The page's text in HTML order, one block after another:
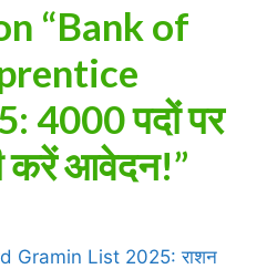
“Bank of
4000 पदों पर
करें आवेदन!”
Gramin List 2025: राशन